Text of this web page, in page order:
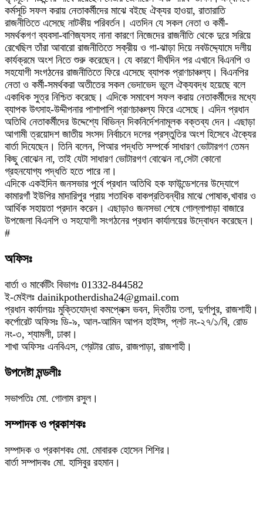
কর্মসূচি সফল করায় নেতাকর্মীদের মাঝে বইছে ঐক্যর হাওয়া, রাতারাতি
রাজনীতিতে এসেছে নাটকীয় পরিবর্তন। এতদিন যে সকল নেতা ও কর্মী-
সমর্থকগণ ব্যবসা-বাণিজ্যসহ নানা কারণে নিজেদের রাজনীতি থেকে দুরে সরিয়ে
রেখেছিল তাঁরা আবারো রাজনীতিতে সক্রীয় ও গা-ঝাড়া দিয়ে নবউদ্দ্যোমে দলীয়
কার্যক্রমে অংশ নিতে শুরু করেছেন। যে কারণে দীর্ঘদিন পর এখানে বিএনপি ও
সহযোগী সংগঠনের রাজনীতিতে ফিরে এসেছে ব্যাপক প্রাণচাঞ্চল্য। বিএনপির
নেতা ও কর্মী-সমর্থকরা অতীতের সকল ভেদাভেদ ভুলে ঐক্যবদ্ধ হয়েছে বলে
একাধিক সুত্র নিশ্চিত করেছে। এদিকে সমাবেশ সফল করায় নেতাকর্মীদের মধ্যে
ব্যাপক উৎসাহ-উদ্দীপনার পাশাপাশি প্রাণচাঞ্চল্য ফিরে এসেছে। এদিন প্রধান
অতিথি নেতাকর্মীদের উদ্দেশ্যে বিভিন্ন দিকনির্দেশনামূলক বক্তব্য দেন। এছাড়া
আগামী ত্রয়োদশ জাতীয় সংসদ নির্বাচনে দলের প্রস্তুতির অংশ হিসেবে ঐক্যের
বার্তা দিযেছেন। তিনি বলেন, পিআর পদ্ধতি সম্পর্কে সাধারণ ভোটারগণ তেমন
কিছু বোঝেন না, তাই যেটা সাধারণ ভোটারগণ বোঝেন না,সেটা কোনো
গ্রহনযোগ্য পদ্ধতি হতে পারে না।
এদিকে একইদিন জনসভার পুর্বে প্রধান অতিথি হক ফাউন্ডেশনের উদ্যোগে
কামারগাঁ ইউপির মাদারিপুর প্রায় শতাধিক বাকপ্রতিবন্ধীর মাঝে পোষাক,খাবার ও
আর্থিক সহায়তা প্রদান করেন। এছাড়াও জনসভা শেষে গোল্লাপাড়া বাজারে
উপজেলা বিএনপি ও সহযোগী সংগঠনের প্রধান কার্যালয়ের উদ্বোধন করেছেন।
#
অফিসঃ
বার্তা ও মার্কেটিং বিভাগঃ 01332-844582
ই-মেইলঃ dainikpotherdisha24@gmail.com
প্রধান কার্যালয়ঃ মুক্তিযোদ্ধা কমপ্লেক্স ভবন, দ্বিতীয় তলা, দুর্গাপুর, রাজশাহী।
কর্পোরেট অফিসঃ ডি-৯, আল-আমিন আপন হাইট্স, প্লট নং-২৭/১/বি, রোড
নং-৩, শ্যামলী, ঢাকা।
শাখা অফিসঃ এনবিএস, গ্রেটার রোড, রাজপাড়া, রাজশাহী।
উপদেষ্টা মন্ডলীঃ
সভাপতিঃ মো. গোলাম রসুল।
সম্পাদক ও প্রকাশকঃ
সম্পাদক ও প্রকাশকঃ মো. মোবারক হোসেন শিশির।
বার্তা সম্পাদকঃ মো. হাসিবুর রহমান।